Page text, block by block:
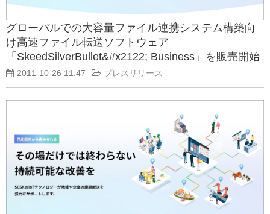
グローバルでの大容量ファイル連携システム構築向
け高速ファイル転送ソフトウェア
「SkeedSilverBullet&#x2122; Business」を販売開始
2011-10-26 11:47 プレスリリース